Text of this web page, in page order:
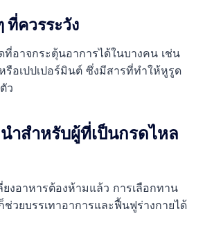
ที่ควรระวัง
ที่อาจกระตุ้นอาการได้ในบางคน เช่น
อเปปเปอร์มินต์ ซึ่งมีสารที่ทำให้หูรูด
ว
ำสำหรับผู้ที่เป็นกรดไหล
งอาหารต้องห้ามแล้ว การเลือกทาน
วยบรรเทาอาการและฟื้นฟูร่างกายได้